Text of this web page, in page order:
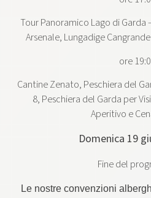
Tour Panoramico Lago di Garda
Arsenale, Lungadige
ore
Cantine Zenato, Peschiera del
8, Peschiera del Garda per
Aperitivo e
Domenica 19
Fine del
Le nostre convenzioni